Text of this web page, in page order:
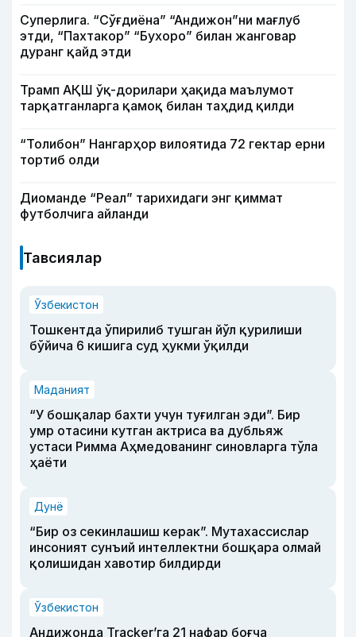
Суперлига. “Сўғдиёна” “Андижон”ни мағлуб
этди, “Пахтакор” “Бухоро” билан жанговар
дуранг қайд этди
Трамп АҚШ ўқ-дорилари ҳақида маълумот
тарқатганларга қамоқ билан таҳдид қилди
“Толибон” Нангарҳор вилоятида 72 гектар ерни
тортиб олди
Диоманде “Реал” тарихидаги энг қиммат
футболчига айланди
Тавсиялар
Ўзбекистон
Тошкентда ўпирилиб тушган йўл қурилиши
бўйича 6 кишига суд ҳукми ўқилди
Маданият
“У бошқалар бахти учун туғилган эди”. Бир
умр отасини кутган актриса ва дубльяж
устаси Римма Аҳмедованинг синовларга тўла
ҳаёти
Дунё
“Бир оз секинлашиш керак”. Мутахассислар
инсоният сунъий интеллектни бошқара олмай
қолишидан хавотир билдирди
Ўзбекистон
Андижонда Tracker’га 21 нафар боғча